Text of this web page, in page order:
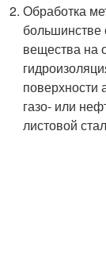
Обработка
большинстве
вещества на
поверхности
газо- или
листовой